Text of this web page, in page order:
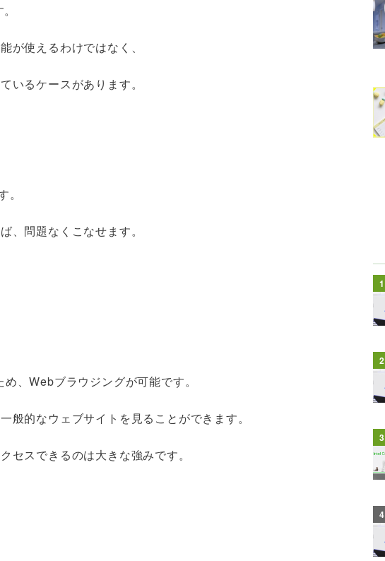
が使えるわけではなく、
いるケースがあります。
、問題なくこなせます。
、Webブラウジングが可能です。
般的なウェブサイトを見ることができます。
セスできるのは大きな強みです。
1
2
3
4